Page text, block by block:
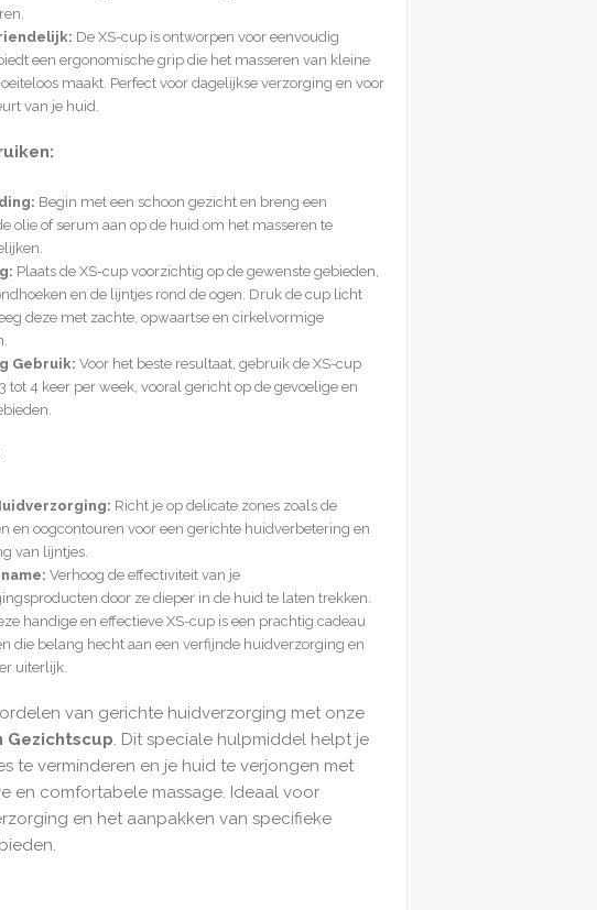
De XS-cup is ontworpen voor eenvoudig
een ergonomische grip die het masseren van kleine
maakt. Perfect voor dagelijkse verzorging en voor
van je huid.
Begin met een schoon gezicht en breng een
olie of serum aan op de huid om het masseren te
Plaats de XS-cup voorzichtig op de gewenste gebieden,
en de lijntjes rond de ogen. Druk de cup licht
deze met zachte, opwaartse en cirkelvormige
Gebruik: Voor het beste resultaat, gebruik de XS-cup
tot 4 keer per week, vooral gericht op de gevoelige en
Richt je op delicate zones zoals de
en oogcontouren voor een gerichte huidverbetering en
van lijntjes.
Verhoog de effectiviteit van je
door ze dieper in de huid te laten trekken.
handige en effectieve XS-cup is een prachtig cadeau
die belang hecht aan een verfijnde huidverzorging en
uiterlijk.
van gerichte huidverzorging met onze
Gezichtscup. Dit speciale hulpmiddel helpt je
te verminderen en je huid te verjongen met
en comfortabele massage. Ideaal voor
en het aanpakken van specifieke